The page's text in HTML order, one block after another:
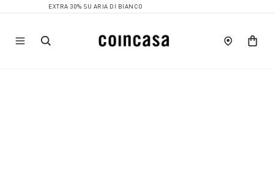
EXTRA 30% SU ARIA DI BIANCO